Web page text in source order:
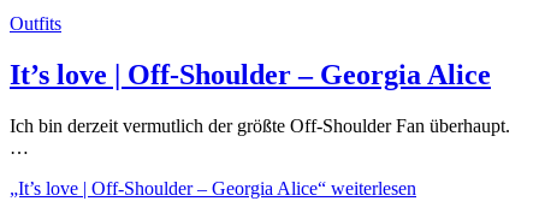
Outfits
It’s love | Off-Shoulder – Georgia Alice
Ich bin derzeit vermutlich der größte Off-Shoulder Fan überhaupt.
…
„It’s love | Off-Shoulder – Georgia Alice“ weiterlesen